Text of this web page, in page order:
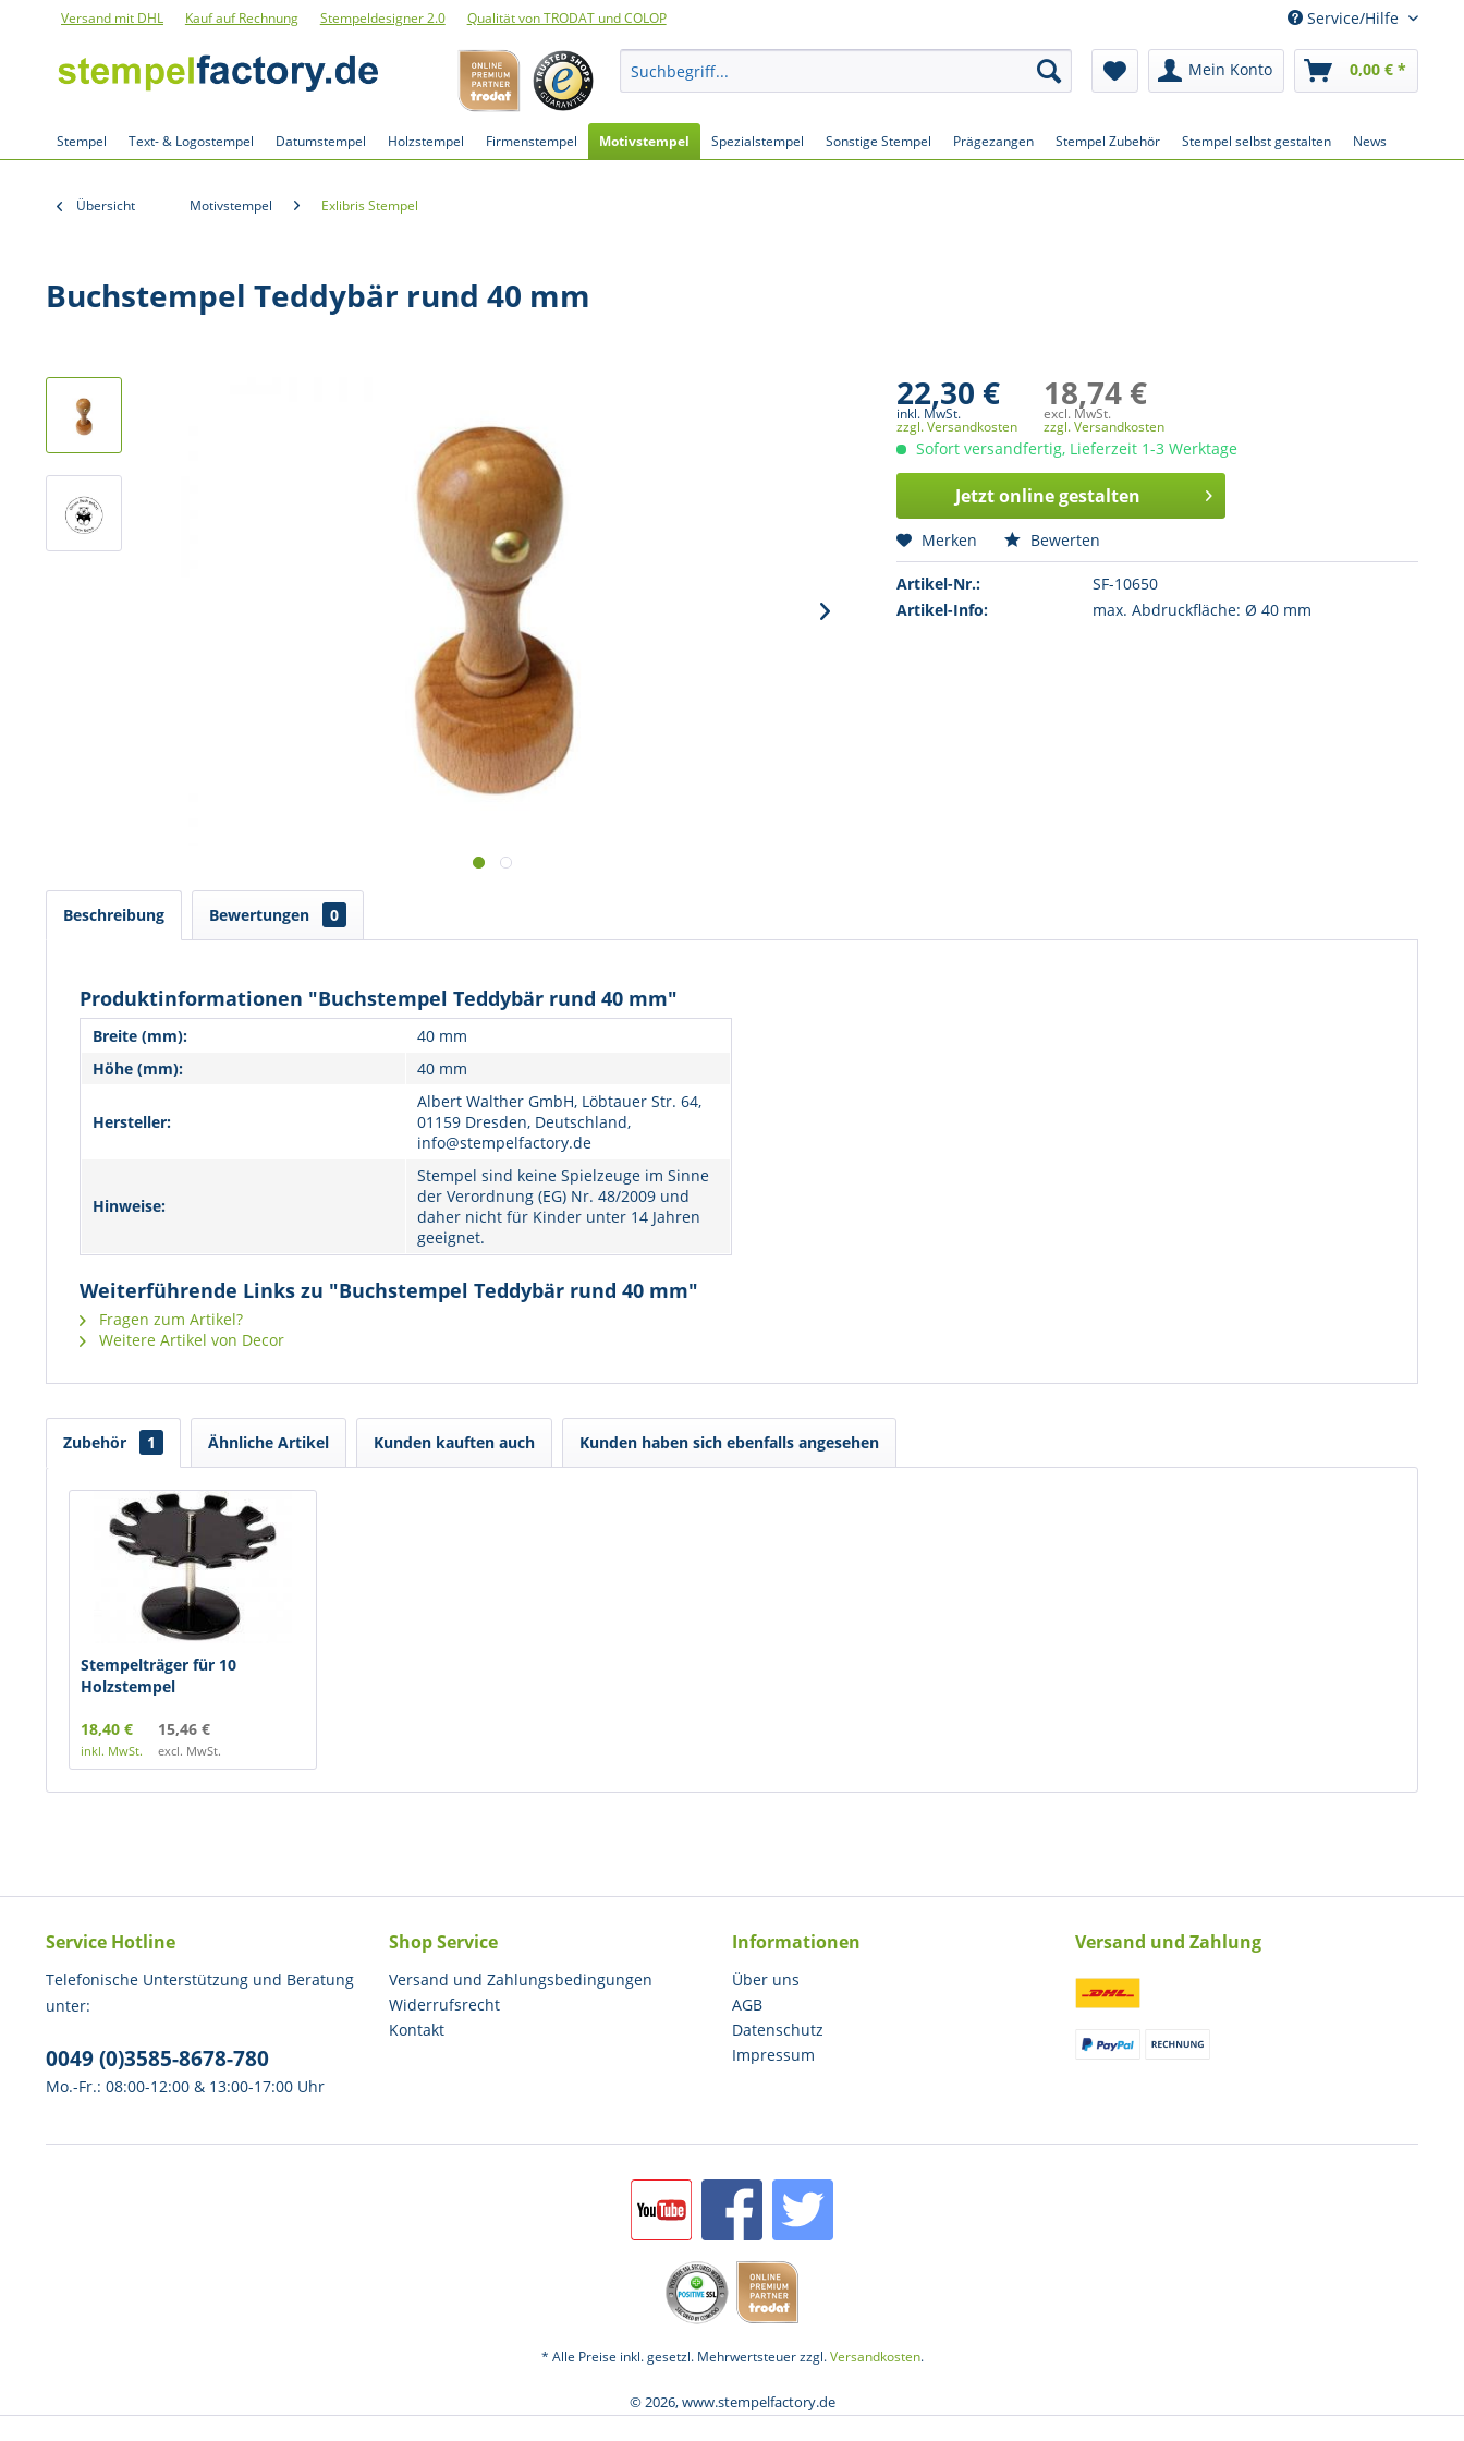
Versand mit DHL Kauf auf Rechnung Stempeldesigner 2.0 Qualität von TRODAT und COLOP Service/Hilfe
Mein Konto 0,00 € *
Stempel Text- & Logostempel Datumstempel Holzstempel Firmenstempel Motivstempel Spezialstempel Sonstige Stempel Prägezangen Stempel Zubehör Stempel selbst gestalten News
Übersicht Motivstempel Exlibris Stempel
Buchstempel Teddybär rund 40 mm
22,30 €
inkl. MwSt.
zzgl. Versandkosten
18,74 €
excl. MwSt.
zzgl. Versandkosten
Sofort versandfertig, Lieferzeit 1-3 Werktage
Jetzt online gestalten
Merken Bewerten
Artikel-Nr.:
SF-10650
Artikel-Info:
max. Abdruckfläche: Ø 40 mm
Beschreibung Bewertungen 0
Produktinformationen "Buchstempel Teddybär rund 40 mm"
Breite (mm):
40 mm
Höhe (mm):
40 mm
Hersteller:
Albert Walther GmbH, Löbtauer Str. 64,
01159 Dresden, Deutschland,
info@stempelfactory.de
Hinweise:
Stempel sind keine Spielzeuge im Sinne
der Verordnung (EG) Nr. 48/2009 und
daher nicht für Kinder unter 14 Jahren
geeignet.
Weiterführende Links zu "Buchstempel Teddybär rund 40 mm"
Fragen zum Artikel?
Weitere Artikel von Decor
Zubehör 1 Ähnliche Artikel Kunden kauften auch Kunden haben sich ebenfalls angesehen
Stempelträger für 10
Holzstempel
18,40 €
inkl. MwSt.
15,46 €
excl. MwSt.
Service Hotline
Telefonische Unterstützung und Beratung
unter:
0049 (0)3585-8678-780
Mo.-Fr.: 08:00-12:00 & 13:00-17:00 Uhr
Shop Service
Versand und Zahlungsbedingungen
Widerrufsrecht
Kontakt
Informationen
Über uns
AGB
Datenschutz
Impressum
Versand und Zahlung
* Alle Preise inkl. gesetzl. Mehrwertsteuer zzgl.Versandkosten.
© 2026, www.stempelfactory.de